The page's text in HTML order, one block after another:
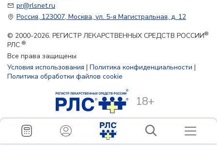
pr@rlsnet.ru
Россия, 123007, Москва, ул. 5-я Магистральная, д. 12
© 2000-2026. РЕГИСТР ЛЕКАРСТВЕННЫХ СРЕДСТВ РОССИИ®
РЛС ®
Все права защищены
Условия использования | Политика конфиденциальности |
Политика обработки файлов cookie
18+